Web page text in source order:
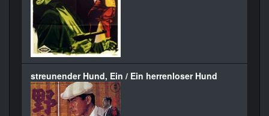
streunender Hund, Ein / Ein herrenloser Hund